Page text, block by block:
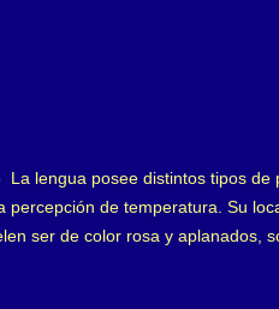
La lengua posee distintos tipos
percepción de temperatura. Su
ser de color rosa y aplanados,
frecuencia en el sexo femenino